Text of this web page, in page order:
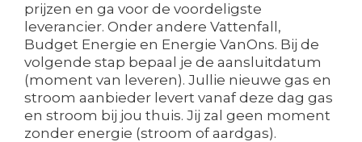
prijzen en ga voor de voordeligste
leverancier. Onder andere Vattenfall,
Budget Energie en Energie VanOns. Bij de
volgende stap bepaal je de aansluitdatum
(moment van leveren). Jullie nieuwe gas en
stroom aanbieder levert vanaf deze dag gas
en stroom bij jou thuis. Jij zal geen moment
zonder energie (stroom of aardgas).